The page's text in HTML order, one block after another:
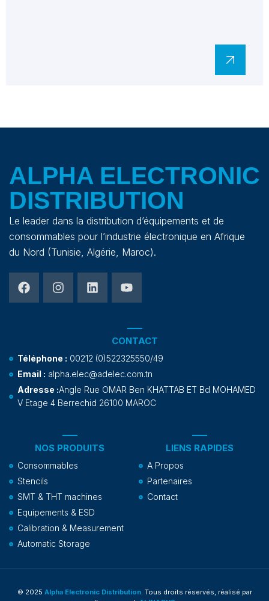
ALPHA ELECTRONIC
DISTRIBUTION
Le leader dans la distribution d’équipements et de
consommables pour l’industrie électronique en Afrique
du Nord (Tunisie, Algérie, Maroc).
NOS PRODUITS
Consommables
Stencils
SMT & THT machines
Equipements & ESD
Calibration & Measurement
Automatic Storage
LIENS RAPIDES
A Propos
Partenaires
Contact
CONTACT
Téléphone : 00212 (0)522325550/49
Email : alpha.elec@adelec.com.tn
Adresse :Angle Rue OMAR Ben KHATTAB ET Bd MOHAMED
V Etage 4 Berrechid 26100 MAROC
© 2025 Alpha Electronic Distribution. Tous droits réservés, réalisé par